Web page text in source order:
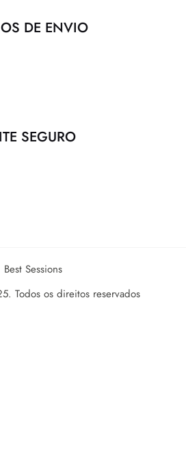
DE ENVIO
SEGURO
Best Sessions
Todos os direitos reservados